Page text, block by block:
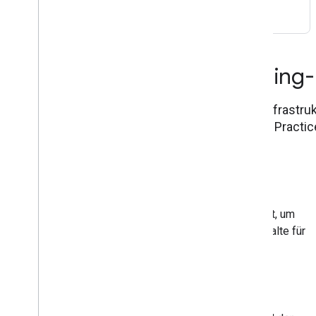
Auswirkungen von
Die Crawling-
Wenn du Best
Die Google Suche verwendet den Googlebot, um
deine Website zu crawlen und relevante Inhalte für